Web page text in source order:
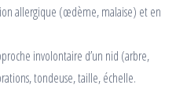
allergique (œdème, malaise) et en
involontaire d’un nid (arbre,
tondeuse, taille, échelle.